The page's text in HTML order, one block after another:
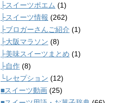
├スイーツポエム (1)
├スイーツ情報 (262)
├ブロガーさんご紹介 (1)
├大阪マラソン (8)
├美味スイーツまとめ (1)
├自作 (8)
└レセプション (12)
■スイーツ動画 (25)